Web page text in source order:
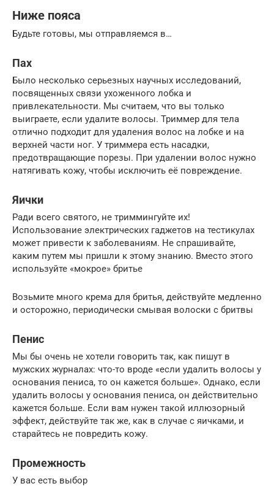
Ниже пояса
Будьте готовы, мы отправляемся в…
Пах
Было несколько серьезных научных исследований,
посвященных связи ухоженного лобка и
привлекательности. Мы считаем, что вы только
выиграете, если удалите волосы. Триммер для тела
отлично подходит для удаления волос на лобке и на
верхней части ног. У триммера есть насадки,
предотвращающие порезы. При удалении волос нужно
натягивать кожу, чтобы исключить её повреждение.
Яички
Ради всего святого, не триммингуйте их!
Использование электрических гаджетов на тестикулах
может привести к заболеваниям. Не спрашивайте,
каким путем мы пришли к этому знанию. Вместо этого
используйте «мокрое» бритье
Возьмите много крема для бритья, действуйте медленно
и осторожно, периодически смывая волоски с бритвы
Пенис
Мы бы очень не хотели говорить так, как пишут в
мужских журналах: что-то вроде «если удалить волосы у
основания пениса, то он кажется больше». Однако, если
удалить волосы у основания пениса, он действительно
кажется больше. Если вам нужен такой иллюзорный
эффект, действуйте так же, как в случае с яичками, и
старайтесь не повредить кожу.
Промежность
У вас есть выбор